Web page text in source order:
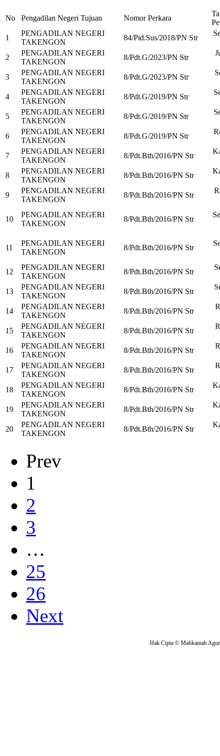
No Pengadilan Negeri Tujuan Nomor Perkara
1
PENGADILAN NEGERI
TAKENGON
84/Pid.Sus/2018/PN Str
2
PENGADILAN NEGERI
TAKENGON
8/Pdt.G/2023/PN Str
3
PENGADILAN NEGERI
TAKENGON
8/Pdt.G/2023/PN Str
4
PENGADILAN NEGERI
TAKENGON
8/Pdt.G/2019/PN Str
5
PENGADILAN NEGERI
TAKENGON
8/Pdt.G/2019/PN Str
6
PENGADILAN NEGERI
TAKENGON
8/Pdt.G/2019/PN Str
7
PENGADILAN NEGERI
TAKENGON
8/Pdt.Bth/2016/PN Str
8
PENGADILAN NEGERI
TAKENGON
8/Pdt.Bth/2016/PN Str
9
PENGADILAN NEGERI
TAKENGON
8/Pdt.Bth/2016/PN Str
10
PENGADILAN NEGERI
TAKENGON
8/Pdt.Bth/2016/PN Str
11
PENGADILAN NEGERI
TAKENGON
8/Pdt.Bth/2016/PN Str
12
PENGADILAN NEGERI
TAKENGON
8/Pdt.Bth/2016/PN Str
13
PENGADILAN NEGERI
TAKENGON
8/Pdt.Bth/2016/PN Str
14
PENGADILAN NEGERI
TAKENGON
8/Pdt.Bth/2016/PN Str
15
PENGADILAN NEGERI
TAKENGON
8/Pdt.Bth/2016/PN Str
16
PENGADILAN NEGERI
TAKENGON
8/Pdt.Bth/2016/PN Str
17
PENGADILAN NEGERI
TAKENGON
8/Pdt.Bth/2016/PN Str
18
PENGADILAN NEGERI
TAKENGON
8/Pdt.Bth/2016/PN Str
19
PENGADILAN NEGERI
TAKENGON
8/Pdt.Bth/2016/PN Str
20
PENGADILAN NEGERI
TAKENGON
8/Pdt.Bth/2016/PN Str
Prev
1
2
3
…
25
26
Next
Hak Cipta © Mahkamah